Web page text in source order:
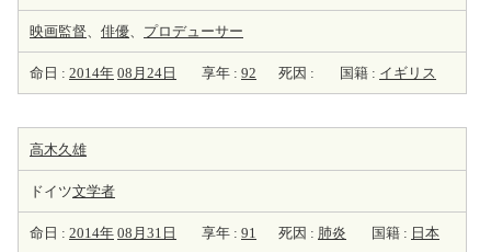
映画監督、 俳優、 プロデューサー
命日 : 2014年 08月24日 享年 : 92 死因 : 国籍 : イギリス
高木久雄
ドイツ文学者
命日 : 2014年 08月31日 享年 : 91 死因 : 肺炎 国籍 : 日本